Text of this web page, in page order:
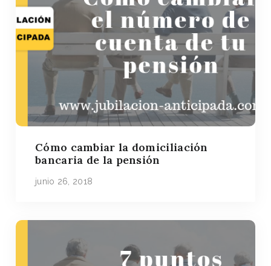
Cómo cambiar la domiciliación
bancaria de la pensión
junio 26, 2018